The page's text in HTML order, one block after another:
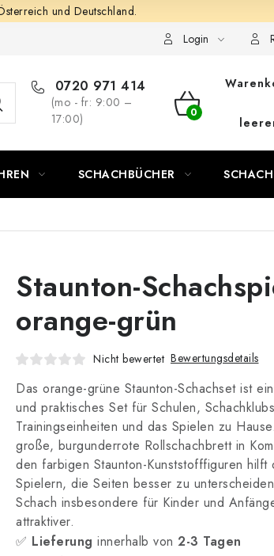
und Deutschland.
Login
0720 971 414
(mo - fr: 9:00 –
17:00)
SCHACHBÜCHER
Staunton-
orange-grün
Nicht bewertet Bewertungsdetails
Das orange-grüne Staunton-Schachset ist
und praktisches Set für Schulen,
Trainingseinheiten und das Spielen zu
große, burgunderrote Rollschachbrett in
den farbigen Staunton-Kunststofffiguren hilft
Spielern, die Seiten besser zu
Schach insbesondere für Kinder und
attraktiver.
✅ Lieferung innerhalb von 2-3 Tagen